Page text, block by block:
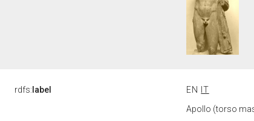
rdfs: label EN
IT
Apollo (torso